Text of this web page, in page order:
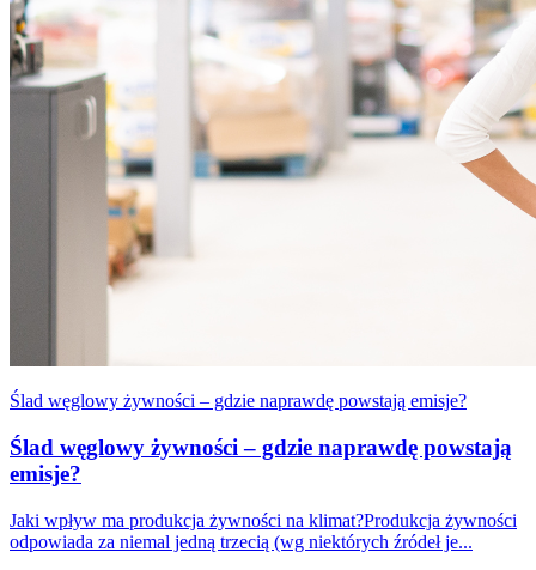
Ślad węglowy żywności – gdzie naprawdę powstają emisje?
Ślad węglowy żywności – gdzie naprawdę powstają
emisje?
Jaki wpływ ma produkcja żywności na klimat?Produkcja żywności
odpowiada za niemal jedną trzecią (wg niektórych źródeł je...